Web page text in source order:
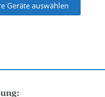
Geräte auswählen